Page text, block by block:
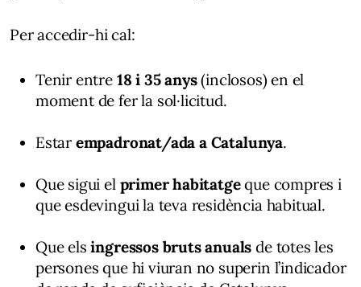
Per accedir-hi cal:
Tenir entre 18 i 35 anys(inclosos) en el
moment de fer la sol·licitud.
Estar empadronat/ada a Catalunya.
Que sigui el primer habitatgeque compres i
que esdevingui la teva residència habitual.
Que elsingressos bruts anuals de totes les
persones que hi viuran no superin l’indicador